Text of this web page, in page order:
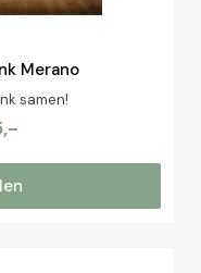
Merano
samen!